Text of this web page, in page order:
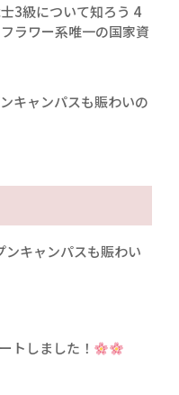
3級について知ろう 4
ラワー系唯一の国家資
キャンパスも賑わいの
ンキャンパスも賑わい
トしました！